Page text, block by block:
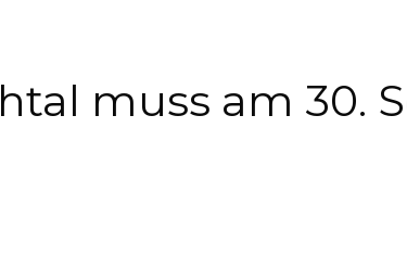
muss am 30.